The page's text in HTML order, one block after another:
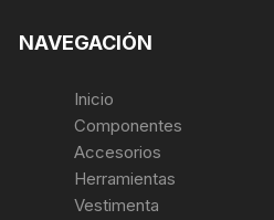
NAVEGACIÓN
Inicio
Componentes
Accesorios
Herramientas
Vestimenta